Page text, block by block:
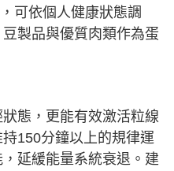
可依個人健康狀態調
製品與優質肉類作為蛋
態，更能有效激活粒線
150分鐘以上的規律運
延緩能量系統衰退。建